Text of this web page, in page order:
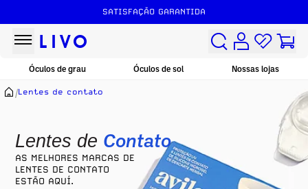
SATISFAÇÃO GARANTIDA
Óculos de grau Óculos de sol Nossas lojas
Lentes de Contato
AS MELHORES MARCAS DE
LENTES DE CONTATO
ESTÃO AQUÍ.
/Lentes de contato